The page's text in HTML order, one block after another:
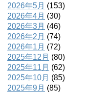
2026年5月 (153)
2026年4月 (30)
2026年3月 (46)
2026年2月 (74)
2026年1月 (72)
2025年12月 (80)
2025年11月 (62)
2025年10月 (85)
2025年9月 (85)